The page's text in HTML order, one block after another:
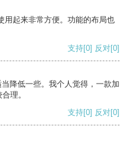
用起来非常方便。功能的布局也
支持[0] 反对[0]
降低一些。我个人觉得，一款加
理。
支持[0] 反对[0]